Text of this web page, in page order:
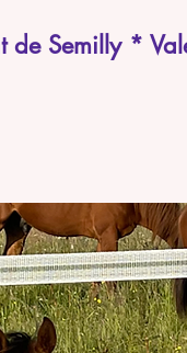
de Semilly *